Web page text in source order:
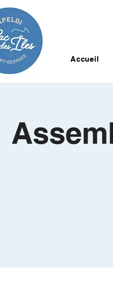
Accueil